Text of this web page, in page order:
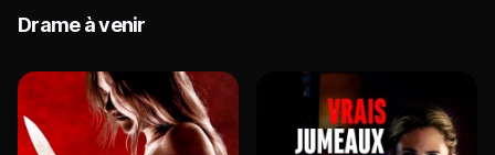
Drame à venir